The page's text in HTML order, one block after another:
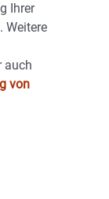
Ihrer
Weitere
auch
von